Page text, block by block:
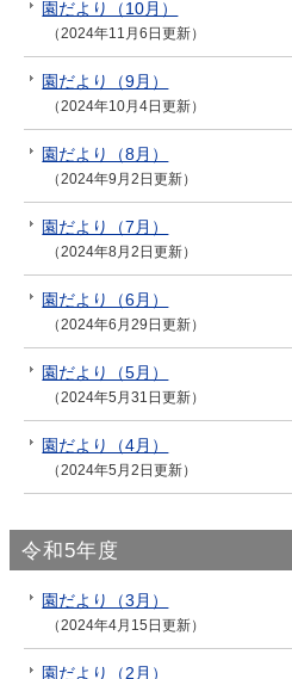
園だより（10月）
（2024年11月6日更新）
園だより（9月）
（2024年10月4日更新）
園だより（8月）
（2024年9月2日更新）
園だより（7月）
（2024年8月2日更新）
園だより（6月）
（2024年6月29日更新）
園だより（5月）
（2024年5月31日更新）
園だより（4月）
（2024年5月2日更新）
令和5年度
園だより（3月）
（2024年4月15日更新）
園だより（2月）